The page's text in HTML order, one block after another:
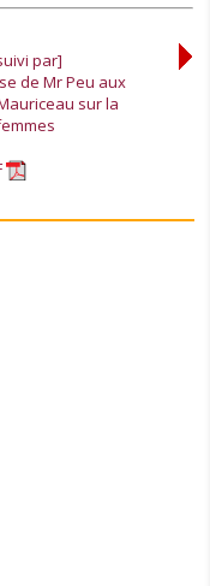
par]
de Mr Peu aux
sur la